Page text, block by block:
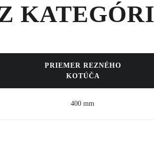
PRIEMER REZNÉHO
KOTÚČA
400 mm